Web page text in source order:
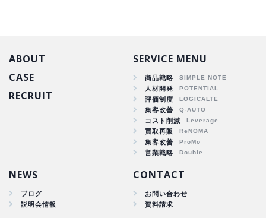
ABOUT
CASE
商品戦略
RECRUIT
SERVICE MENU
商品戦略
人材開発
評価制度
集客改善
コスト削減
買取再販
集客改善
営業戦略
NEWS
ブログ
説明会情報
CONTACT
お問い合わせ
資料請求